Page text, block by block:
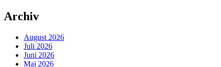
Archiv
August 2026
Juli 2026
Juni 2026
Mai 2026